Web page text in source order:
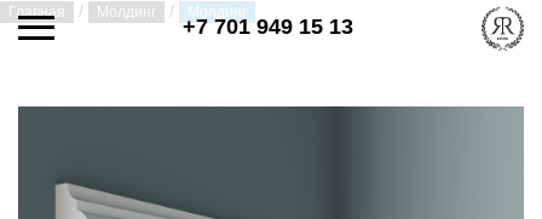
+7 701 949 15 13
Главная / Молдинг / Молдинг